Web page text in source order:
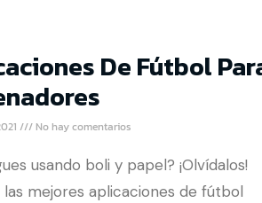
De Fútbol
No hay comentarios
usando boli y papel? ¡Olvídalos!
mejores aplicaciones de fútbol